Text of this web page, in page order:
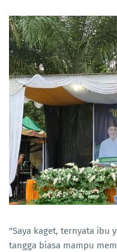
"Saya kaget, ternyata ibu
tangga biasa mampu